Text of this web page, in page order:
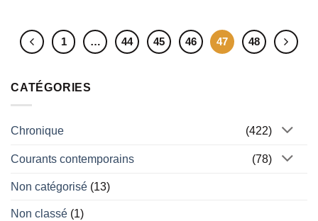
CATÉGORIES
Chronique (422)
Courants contemporains (78)
Non catégorisé (13)
Non classé (1)
1 … 44 45 46 47 48